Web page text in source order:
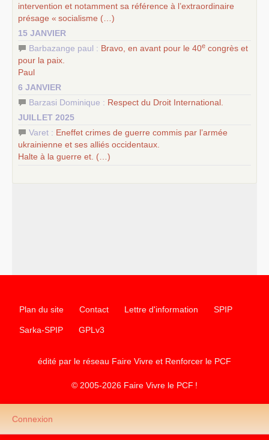
intervention et notamment sa référence à l’extraordinaire
présage « socialisme (…)
15 JANVIER
Barbazange paul : Bravo, en avant pour le 40e congrès et
pour la paix.
Paul
6 JANVIER
Barzasi Dominique : Respect du Droit International.
JUILLET 2025
Varet : Eneffet crimes de guerre commis par l’armée
ukrainienne et ses alliés occidentaux.
Halte à la guerre et. (…)
Plan du site Contact Lettre d'information SPIP
Sarka-SPIP GPLv3
édité par le réseau Faire Vivre et Renforcer le PCF
© 2005-2026 Faire Vivre le PCF !
Connexion